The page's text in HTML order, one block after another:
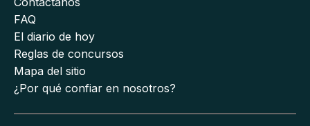
FAQ
El diario de hoy
Reglas de concursos
Mapa del sitio
¿Por qué confiar en nosotros?